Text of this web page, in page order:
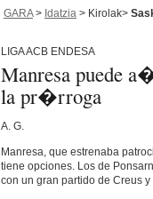
GARA> Idatzia > Kirolak>
LIGA ACB ENDESA
Manresa puede
la pr�rroga
A. G.
Manresa, que estrenaba
tiene opciones. Los de
con un gran partido de Creus